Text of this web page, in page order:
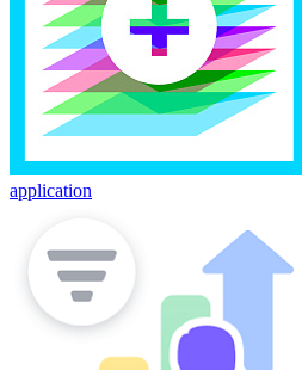
application